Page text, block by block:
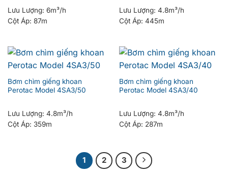
Lưu Lượng: 6m³/h
Cột Áp: 87m
Lưu Lượng: 4.8m³/h
Cột Áp: 445m
Bơm chìm giếng khoan
Perotac Model 4SA3/50
Lưu Lượng: 4.8m³/h
Cột Áp: 359m
Bơm chìm giếng khoan
Perotac Model 4SA3/40
Lưu Lượng: 4.8m³/h
Cột Áp: 287m
1 2 3